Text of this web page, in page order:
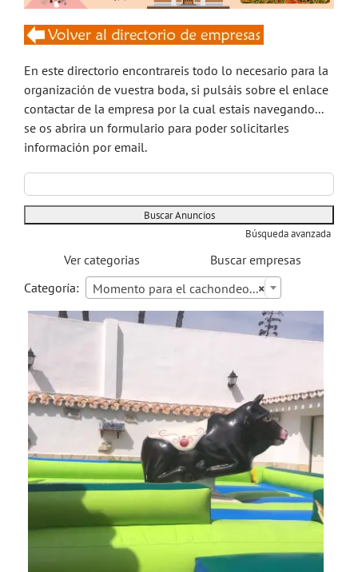
En este directorio encontrareis todo lo necesario para la
organización de vuestra boda, si pulsáis sobre el enlace
contactar de la empresa por la cual estais navegando...
se os abrira un formulario para poder solicitarles
información por email.
Buscar:
Búsqueda avanzada
Ver categorias
Buscar empresas
Categoría:
×
Momento para el cachondeo...